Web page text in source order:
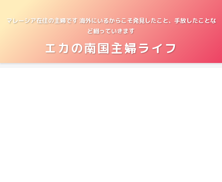
マレーシア在住の主婦です 海外にいるからこそ発見したこと、手放したことな
ど綴っていきます
エカの南国主婦ライフ